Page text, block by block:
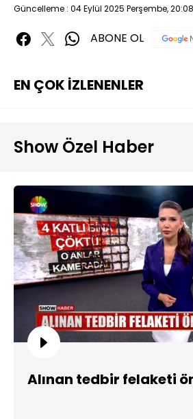
Güncelleme : 04 Eylül 2025 Perşembe,
ABONE OL
EN ÇOK İZLENENLER
Show Özel Haber
Alınan tedbir felaketi